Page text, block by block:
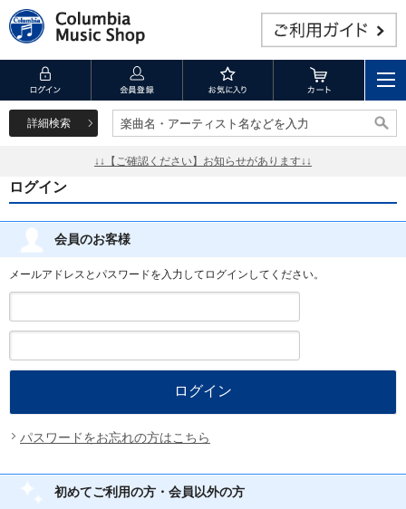
詳細検索 楽曲名・アーティスト名などを入力
楽曲名・アーティスト名などを入力
↓↓【ご確認ください】お知らせがあります↓↓
ログイン
会員のお客様
メールアドレスとパスワードを入力してログインしてください。
パスワードをお忘れの方はこちら
初めてご利用の方・会員以外の方